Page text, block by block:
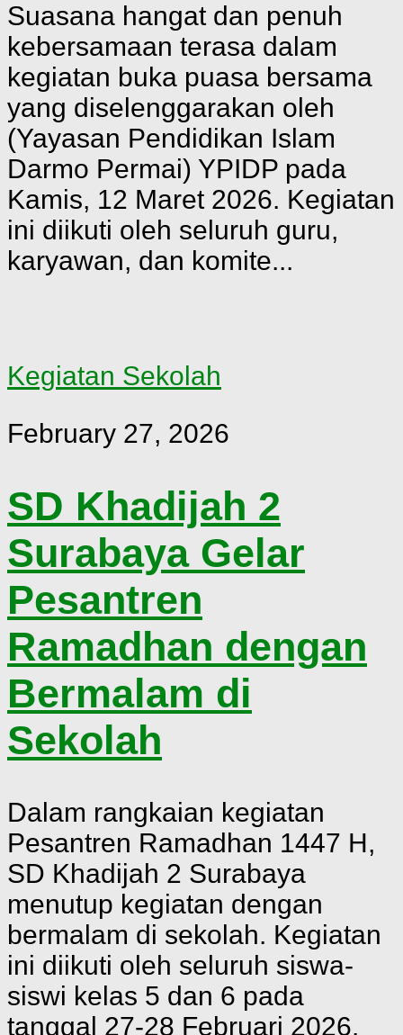
Suasana hangat dan penuh
kebersamaan terasa dalam
kegiatan buka puasa bersama
yang diselenggarakan oleh
(Yayasan Pendidikan Islam
Darmo Permai) YPIDP pada
Kamis, 12 Maret 2026. Kegiatan
ini diikuti oleh seluruh guru,
karyawan, dan komite...
Kegiatan Sekolah
February 27, 2026
SD Khadijah 2
Surabaya Gelar
Pesantren
Ramadhan dengan
Bermalam di
Sekolah
Dalam rangkaian kegiatan
Pesantren Ramadhan 1447 H,
SD Khadijah 2 Surabaya
menutup kegiatan dengan
bermalam di sekolah. Kegiatan
ini diikuti oleh seluruh siswa-
siswi kelas 5 dan 6 pada
tanggal 27-28 Februari 2026.